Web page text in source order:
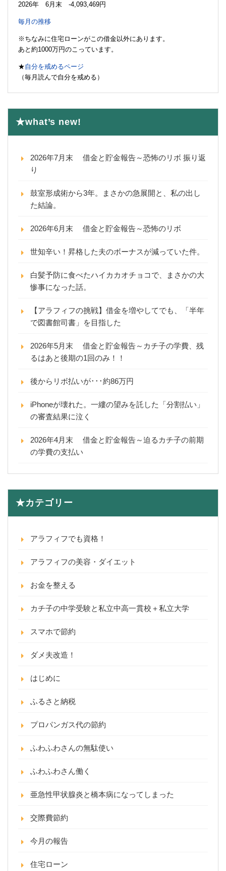
2026年 6月末 -4,093,469円
毎月の推移
※ちなみに住宅ローンがこの借金以外にあります。
あと約1000万円のこっています。
★自分を戒めるページ
（毎月読んで自分を戒める）
★what’s new!
2026年7月末 借金と貯金報告～恐怖のリボ 振り返
り
鼓室形成術から3年。まさかの急展開と、私の出し
た結論。
2026年6月末 借金と貯金報告～恐怖のリボ
世知辛い！昇格した夫のボーナスが減っていた件。
白髪予防に食べたハイカカオチョコで、まさかの大
惨事になった話。
【アラフィフの挑戦】借金を増やしてでも、「半年
で図書館司書」を目指した
2026年5月末 借金と貯金報告～カチ子の学費、残
るはあと後期の1回のみ！！
後からリボ払いが･･･約86万円
iPhoneが壊れた。一縷の望みを託した「分割払い」
の審査結果に泣く
2026年4月末 借金と貯金報告～迫るカチ子の前期
の学費の支払い
★カテゴリー
アラフィフでも資格！
アラフィフの美容・ダイエット
お金を整える
カチ子の中学受験と私立中高一貫校＋私立大学
スマホで節約
ダメ夫改造！
はじめに
ふるさと納税
プロパンガス代の節約
ふわふわさんの無駄使い
ふわふわさん働く
亜急性甲状腺炎と橋本病になってしまった
交際費節約
今月の報告
住宅ローン